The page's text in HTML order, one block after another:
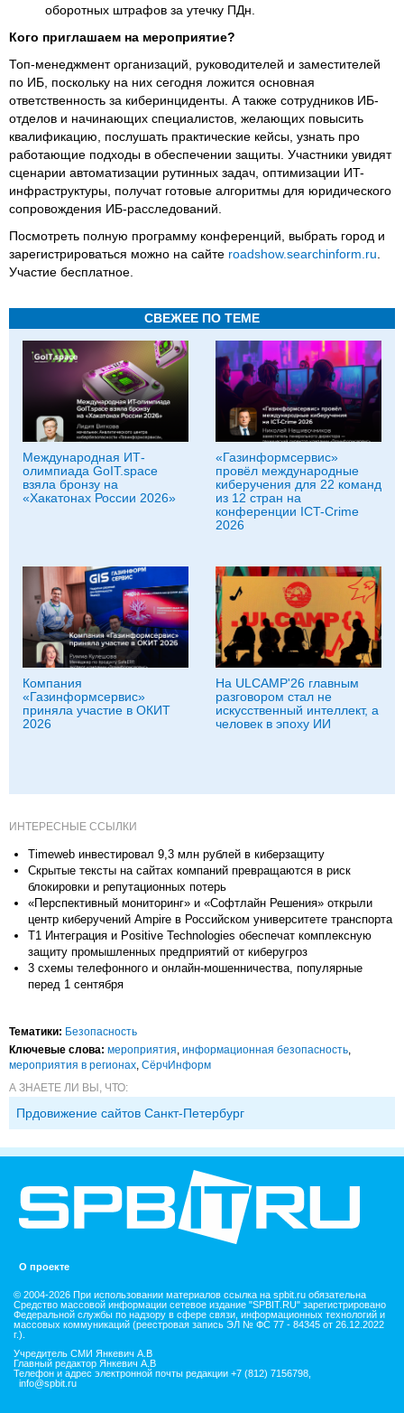
оборотных штрафов за утечку ПДн.
Кого приглашаем на мероприятие?
Топ-менеджмент организаций, руководителей и заместителей
по ИБ, поскольку на них сегодня ложится основная
ответственность за киберинциденты. А также сотрудников ИБ-
отделов и начинающих специалистов, желающих повысить
квалификацию, послушать практические кейсы, узнать про
работающие подходы в обеспечении защиты. Участники увидят
сценарии автоматизации рутинных задач, оптимизации ИT-
инфраструктуры, получат готовые алгоритмы для юридического
сопровождения ИБ-расследований.
Посмотреть полную программу конференций, выбрать город и
зарегистрироваться можно на сайте roadshow.searchinform.ru
Участие бесплатное.
СВЕЖЕЕ ПО ТЕМЕ
Международная ИТ-
олимпиада GoIT.space
взяла бронзу на
«Хакатонах России 2026»
«Газинформсервис»
провёл международные
киберучения для 22 команд
из 12 стран на
конференции ICT-Crime
2026
Компания
«Газинформсервис»
приняла участие в ОКИТ
2026
На ULCAMP'26 главным
разговором стал не
искусственный интеллект, а
человек в эпоху ИИ
ИНТЕРЕСНЫЕ ССЫЛКИ
Timeweb инвестировал 9,3 млн рублей в киберзащиту
Скрытые тексты на сайтах компаний превращаются в риск
блокировки и репутационных потерь
«Перспективный мониторинг» и «Софтлайн Решения» открыли
центр киберучений Ampire в Российском университете транспорта
Т1 Интеграция и Positive Technologies обеспечат комплексную
защиту промышленных предприятий от киберугроз
3 схемы телефонного и онлайн-мошенничества, популярные
перед 1 сентября
Тематики: Безопасность
Ключевые слова: мероприятия, информационная безопасность,
мероприятия в регионах, СёрчИнформ
А ЗНАЕТЕ ЛИ ВЫ, ЧТО:
Прдовижение сайтов Санкт-Петербург
О проекте
© 2004-2026 При использовании материалов ссылка на spbit.ru обязательна
Средство массовой информации сетевое издание "SPBIT.RU" зарегистрировано
Федеральной службы по надзору в сфере связи, информационных технологий и
массовых коммуникаций (реестровая запись ЭЛ № ФС 77 - 84345 от 26.12.2022
г.).
Учредитель СМИ Янкевич А.В
Главный редактор Янкевич А.В
Телефон и адрес электронной почты редакции +7 (812) 7156798,
info@spbit.ru